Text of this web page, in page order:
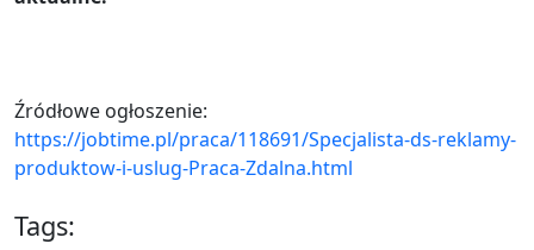
Źródłowe ogłoszenie:
https://jobtime.pl/praca/118691/Specjalista-ds-reklamy-
produktow-i-uslug-Praca-Zdalna.html
Tags: